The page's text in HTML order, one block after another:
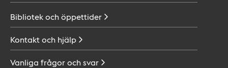
Bibliotek ochöppettider
Kontakt och hjälp
Vanliga frågor ochsvar